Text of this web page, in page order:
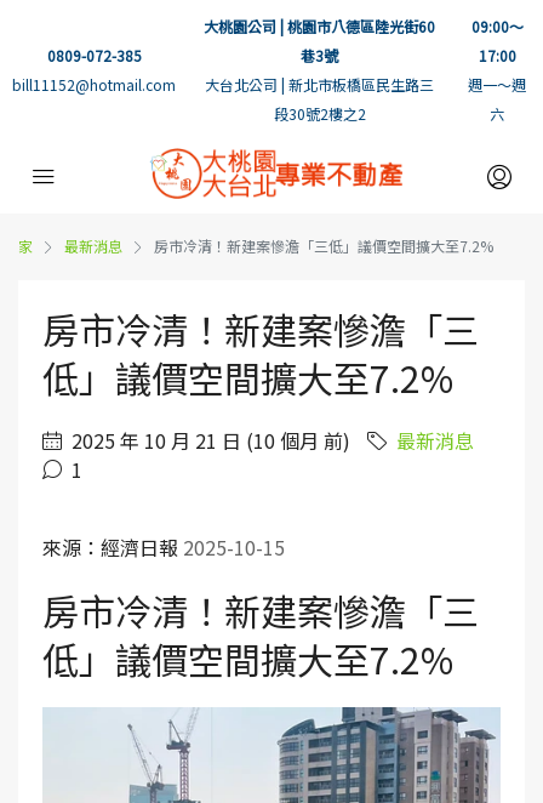
0809-072-385
bill11152@hotmail.com
大桃園公司 | 桃園市八德區陸光街60
巷3號
大台北公司 | 新北市板橋區民生路三
段30號2樓之2
09:00～
17:00
週一～週
六
家 最新消息 房市冷清！新建案慘澹「三低」議價空間擴大至7.2%
房市冷清！新建案慘澹「三
低」議價空間擴大至7.2%
2025 年 10 月 21 日 (10 個月 前)
最新消息
1
來源：經濟日報 2025-10-15
房市冷清！新建案慘澹「三
低」議價空間擴大至7.2%